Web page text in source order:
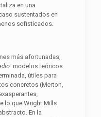
en una
sustentados en
sofisticados.
más afortunadas,
: modelos teóricos
útiles para
concretos (Merton,
lo que Wright Mills
En la